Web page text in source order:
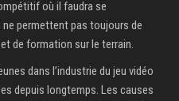
où il faudra se
permettent pas toujours de
de formation sur le terrain.
dans l’industrie du jeu vidéo
depuis longtemps. Les causes